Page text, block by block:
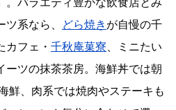
系なら、 どら焼きが自慢の千
フェ・ 千秋庵菓寮、ミニたい
ーツの抹茶茶房。海鮮丼では朝
鮮、肉系では焼肉やステーキも